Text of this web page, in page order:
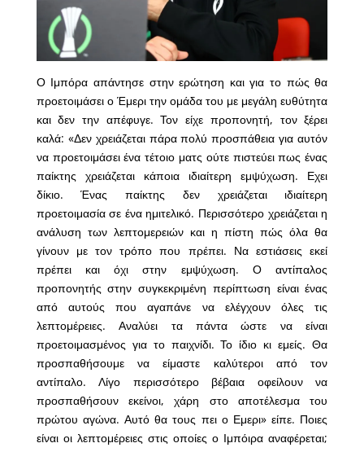
Ο Ιμπόρα απάντησε στην ερώτηση και για το πώς θα
προετοιμάσει ο Έμερι την ομάδα του με μεγάλη ευθύτητα
και δεν την απέφυγε. Τον είχε προπονητή, τον ξέρει
καλά: «Δεν χρειάζεται πάρα πολύ προσπάθεια για αυτόν
να προετοιμάσει ένα τέτοιο ματς ούτε πιστεύει πως ένας
παίκτης χρειάζεται κάποια ιδιαίτερη εμψύχωση. Εχει
δίκιο. Ένας παίκτης δεν χρειάζεται ιδιαίτερη
προετοιμασία σε ένα ημιτελικό. Περισσότερο χρειάζεται η
ανάλυση των λεπτομερειών και η πίστη πώς όλα θα
γίνουν με τον τρόπο που πρέπει. Να εστιάσεις εκεί
πρέπει και όχι στην εμψύχωση. Ο αντίπαλος
προπονητής στην συγκεκριμένη περίπτωση είναι ένας
από αυτούς που αγαπάνε να ελέγχουν όλες τις
λεπτομέρειες. Αναλύει τα πάντα ώστε να είναι
προετοιμασμένος για το παιχνίδι. Το ίδιο κι εμείς. Θα
προσπαθήσουμε να είμαστε καλύτεροι από τον
αντίπαλο. Λίγο περισσότερο βέβαια οφείλουν να
προσπαθήσουν εκείνοι, χάρη στο αποτέλεσμα του
πρώτου αγώνα. Αυτό θα τους πει ο Εμερι» είπε. Ποιες
είναι οι λεπτομέρειες στις οποίες ο Ιμπόιρα αναφέρεται;